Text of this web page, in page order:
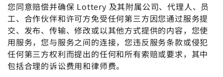
您同意赔偿并确保 Lottery 及其附属公司、代理人、员
工、合作伙伴和许可方免受任何第三方因您通过服务提
交、发布、传输、修改或以其他方式提供的内容，您使
用服务，您与服务之间的连接，您违反服务条款或侵犯
任何第三方权利而提出的任何和所有索赔或要求，其中
包括合理的诉讼费用和律师费。